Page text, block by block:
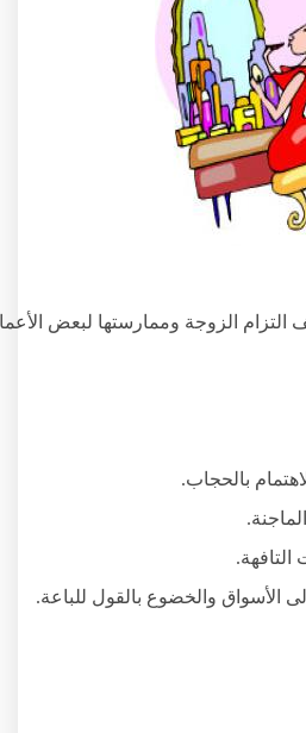
الزوجة وممارستها لبعض الأعمال
بالحجاب.
والخضوع بالقول للباعة.